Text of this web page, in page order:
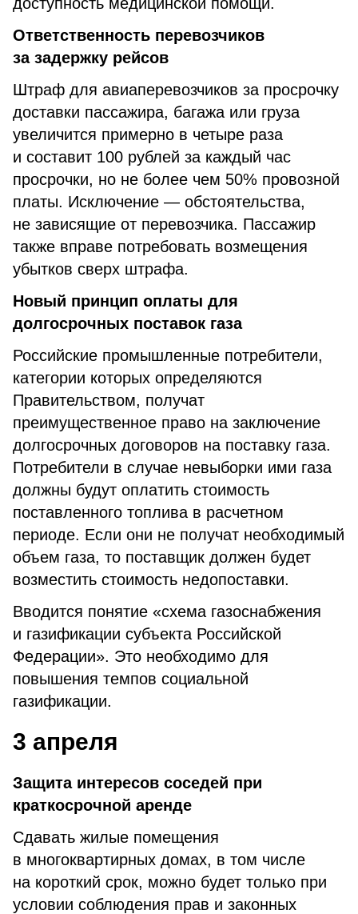
Ответственность перевозчиков
за задержку рейсов
Штраф для авиаперевозчиков за просрочку
доставки пассажира, багажа или груза
увеличится примерно в четыре раза
и составит 100 рублей за каждый час
просрочки, но не более чем 50% провозной
платы. Исключение — обстоятельства,
не зависящие от перевозчика. Пассажир
также вправе потребовать возмещения
убытков сверх штрафа.
Новый принцип оплаты для
долгосрочных поставок газа
Российские промышленные потребители,
категории которых определяются
Правительством, получат
преимущественное право на заключение
долгосрочных договоров на поставку газа.
Потребители в случае невыборки ими газа
должны будут оплатить стоимость
поставленного топлива в расчетном
периоде. Если они не получат необходимый
объем газа, то поставщик должен будет
возместить стоимость недопоставки.
Вводится понятие «схема газоснабжения
и газификации субъекта Российской
Федерации». Это необходимо для
повышения темпов социальной
газификации.
3 апреля
Защита интересов соседей при
краткосрочной аренде
Сдавать жилые помещения
в многоквартирных домах, в том числе
на короткий срок, можно будет только при
условии соблюдения прав и законных